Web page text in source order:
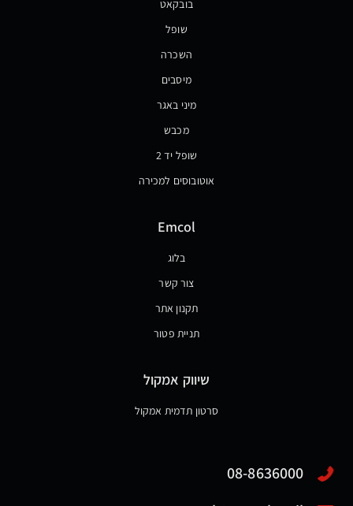
בובקאט
שופל
השכרה
מיסבים
מיני באגר
מכבש
שופל יד 2
אוטובוסים למכירה
Emcol
בלוג
צור קשר
תקנון אתר
תניית פטור
שיווק אמקול
סרטון תדמית אמקול
08-8636000